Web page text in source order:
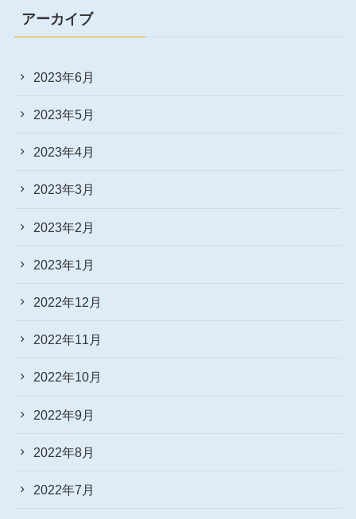
アーカイブ
2023年6月
2023年5月
2023年4月
2023年3月
2023年2月
2023年1月
2022年12月
2022年11月
2022年10月
2022年9月
2022年8月
2022年7月